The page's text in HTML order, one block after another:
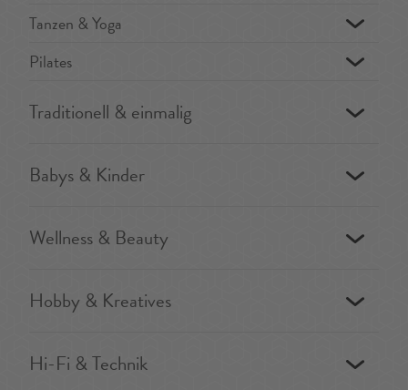
Tanzen & Yoga
Pilates
Traditionell & einmalig
Babys & Kinder
Wellness & Beauty
Hobby & Kreatives
Hi-Fi & Technik